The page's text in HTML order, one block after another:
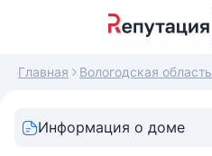
Главная Вологодская область
Информация о доме